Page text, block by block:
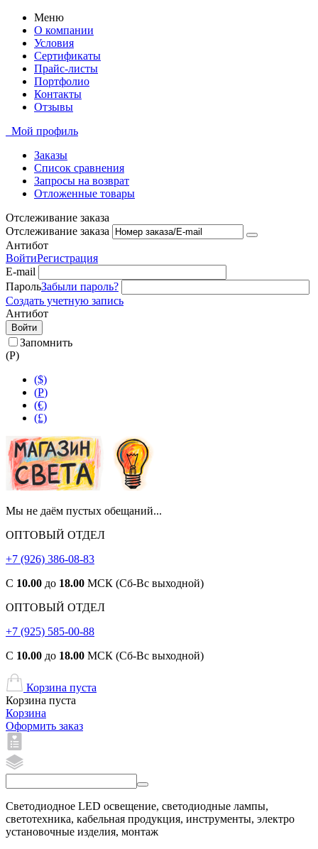
Меню
О компании
Условия
Сертификаты
Прайс-листы
Портфолио
Контакты
Отзывы
Мой профиль
Заказы
Список сравнения
Запросы на возврат
Отложенные товары
Отслеживание заказа
Отслеживание заказа
Антибот
ВойтиРегистрация
E-mail
ПарольЗабыли пароль?
Создать учетную запись
Антибот
Войти
Запомнить
(Р)
($)
(Р)
(€)
(£)
Мы не даём пустых обещаний...
ОПТОВЫЙ ОТДЕЛ
+7 (926) 386-08-83
С 10.00 до 18.00 МСК (Сб-Вс выходной)
ОПТОВЫЙ ОТДЕЛ
+7 (925) 585-00-88
С 10.00 до 18.00 МСК (Сб-Вс выходной)
Корзина пуста
Корзина пуста
Корзина
Оформить заказ
Светодиодное LED освещение, светодиодные лампы,
светотехника, кабельная продукция, инструменты, электро
установочные изделия, монтаж